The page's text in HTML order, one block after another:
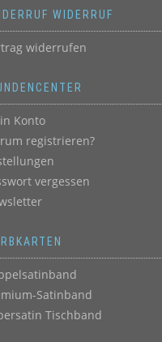
WIDERRUF
widerrufen
Konto
registrieren?
vergessen
Satinband
Tischband